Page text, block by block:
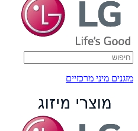
מזגנים מיני מרכזיים